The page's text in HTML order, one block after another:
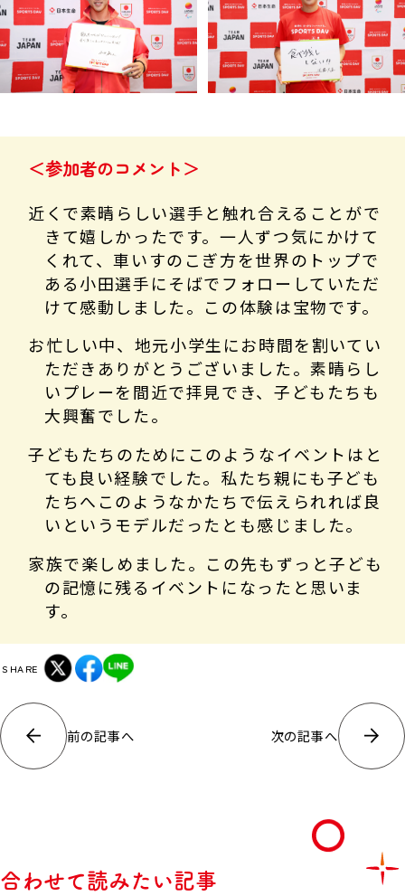
＜参加者のコメント＞
近くで素晴らしい選手と触れ合えることがで
きて嬉しかったです。一人ずつ気にかけて
くれて、車いすのこぎ方を世界のトップで
ある小田選手にそばでフォローしていただ
けて感動しました。この体験は宝物です。
お忙しい中、地元小学生にお時間を割いてい
ただきありがとうございました。素晴らし
いプレーを間近で拝見でき、子どもたちも
大興奮でした。
子どもたちのためにこのようなイベントはと
ても良い経験でした。私たち親にも子ども
たちへこのようなかたちで伝えられれば良
いというモデルだったとも感じました。
家族で楽しめました。この先もずっと子ども
の記憶に残るイベントになったと思いま
す。
SHARE
前の記事へ 次の記事へ
合わせて読みたい記事